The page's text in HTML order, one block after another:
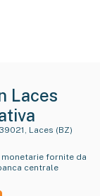
Laces
Laces (BZ)
fornite da
centrale